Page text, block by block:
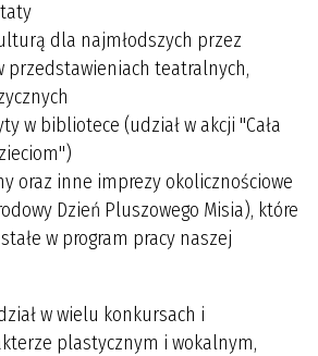
dla najmłodszych przez
przedstawieniach teatralnych,
w bibliotece (udział w akcji "Cała
oraz inne imprezy okolicznościowe
Dzień Pluszowego Misia), które
w program pracy naszej
w wielu konkursach i
plastycznym i wokalnym,